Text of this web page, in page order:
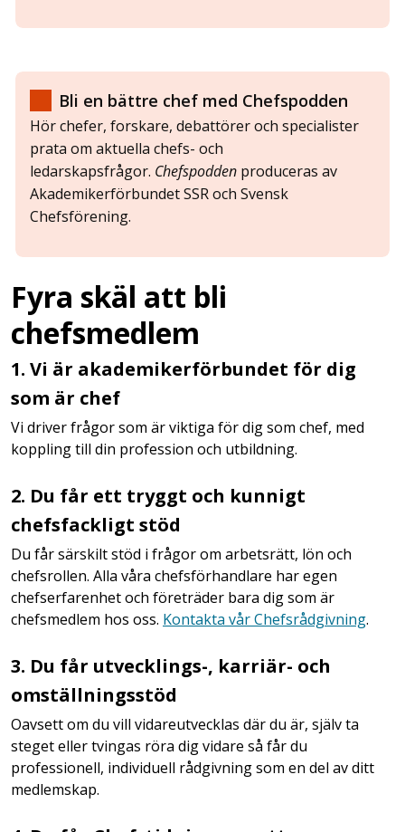
Bli en bättre chef med Chefspodden
Hör chefer, forskare, debattörer och specialister
prata om aktuella chefs- och
ledarskapsfrågor. Chefspodden produceras av
Akademikerförbundet SSR och Svensk
Chefsförening.
Fyra skäl att bli
chefsmedlem
1. Vi är akademikerförbundet för dig
som är chef
Vi driver frågor som är viktiga för dig som chef, med
koppling till din profession och utbildning.
2. Du får ett tryggt och kunnigt
chefsfackligt stöd
Du får särskilt stöd i frågor om arbetsrätt, lön och
chefsrollen. Alla våra chefsförhandlare har egen
chefserfarenhet och företräder bara dig som är
chefsmedlem hos oss. Kontakta vår Chefsrådgivning.
3. Du får utvecklings-, karriär- och
omställningsstöd
Oavsett om du vill vidareutvecklas där du är, själv ta
steget eller tvingas röra dig vidare så får du
professionell, individuell rådgivning som en del av ditt
medlemskap.